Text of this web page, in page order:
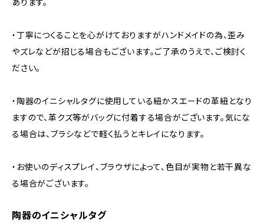
あります。
・丁寧につくることを心がけておりますがハンドメイドの為、歪み
やズレなどが招じる場合もございます。ご了承のうえで、ご検討く
ださい。
・陶器のイニシャルタグに使用している紐かスエードの革紐となり
ますので、革クズ等がバッグに付着する場合がございます。気にな
る場合は、ブラシなどで軽く払うとキレイになります。
・お使いのディスプレイ、ブラウザによって、色目が実物と若干異な
る場合がございます。
陶器のイニシャルタグ